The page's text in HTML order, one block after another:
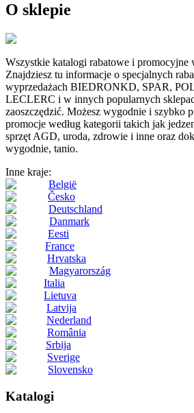
O sklepie
Wszystkie katalogi rabatowe i promocyjne
Znajdziesz tu informacje o specjalnych
wyprzedażach BIEDRONKD, SPAR,
LECLERC i w innych popularnych
zaoszczędzić. Możesz wygodnie i szybko
promocje według kategorii takich jak
sprzęt AGD, uroda, zdrowie i inne oraz
wygodnie, tanio.
Inne kraje:
België
Česko
Deutschland
Danmark
Eesti
France
Hrvatska
Magyarország
Italia
Lietuva
Latvija
Nederland
România
Srbija
Sverige
Slovensko
Katalogi